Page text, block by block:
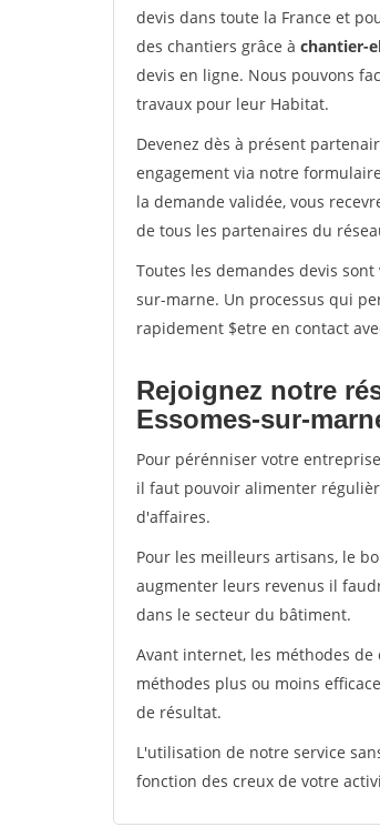
devis dans toute la France et
des chantiers grâce à chantier-
devis en ligne. Nous pouvons
travaux pour leur Habitat.
Devenez dès à présent
engagement via notre
la demande validée, vous
de tous les partenaires du
Toutes les demandes devis
sur-marne. Un processus qui
rapidement $etre en contact
Rejoignez notre
Essomes-sur-
Pour pérénniser votre
il faut pouvoir alimenter
d'affaires.
Pour les meilleurs artisans, le
augmenter leurs revenus il
dans le secteur du bâtiment.
Avant internet, les méthodes
méthodes plus ou moins
de résultat.
L'utilisation de notre service
fonction des creux de votre